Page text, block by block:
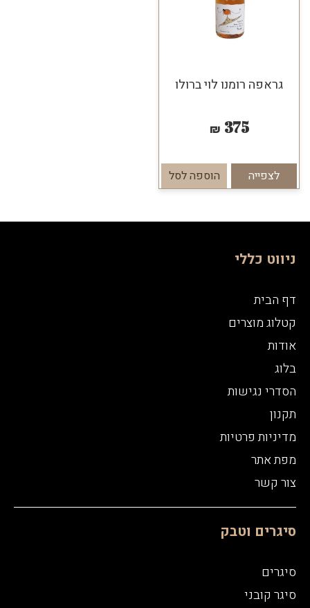
גראפה רומנו לוי ברולו
375
₪
לצפייה הוספה לסל
ניווט כללי
דף הבית
קטלוג מוצרים
אודות
בלוג
הסדרי נגישות
תקנון
מדיניות פרטיות
מפת אתר
צור קשר
סיגרים וטבק
סיגרים
סיגר קובני